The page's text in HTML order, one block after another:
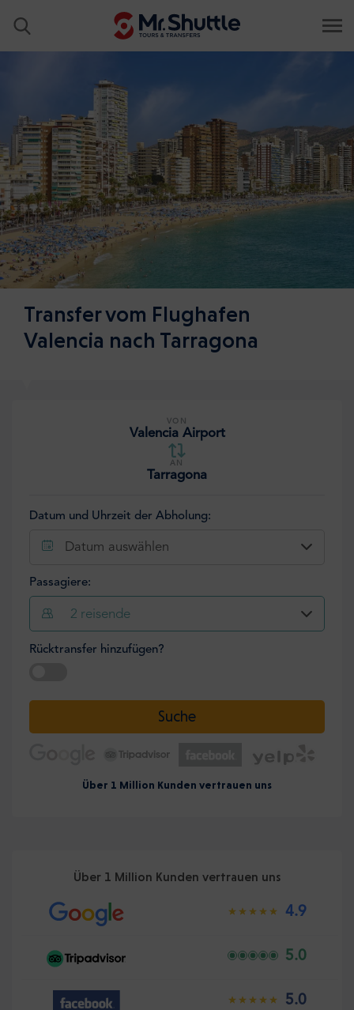
Transfer vom Flughafen
Valencia nach Tarragona
VON
Valencia Airport
AN
Tarragona
Datum und Uhrzeit der Abholung:
Datum auswählen
Passagiere:
2 reisende
Rücktransfer hinzufügen?
Suche
Über 1 Million Kunden vertrauen uns
Über 1 Million Kunden vertrauen uns
4.9
5.0
5.0